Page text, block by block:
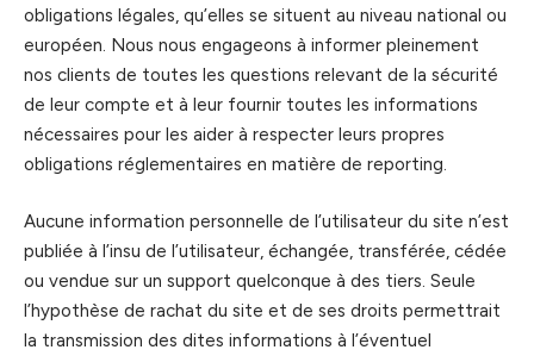
obligations légales, qu’elles se situent au niveau national ou
européen. Nous nous engageons à informer pleinement
nos clients de toutes les questions relevant de la sécurité
de leur compte et à leur fournir toutes les informations
nécessaires pour les aider à respecter leurs propres
obligations réglementaires en matière de reporting.
Aucune information personnelle de l’utilisateur du site n’est
publiée à l’insu de l’utilisateur, échangée, transférée, cédée
ou vendue sur un support quelconque à des tiers. Seule
l’hypothèse de rachat du site et de ses droits permettrait
la transmission des dites informations à l’éventuel